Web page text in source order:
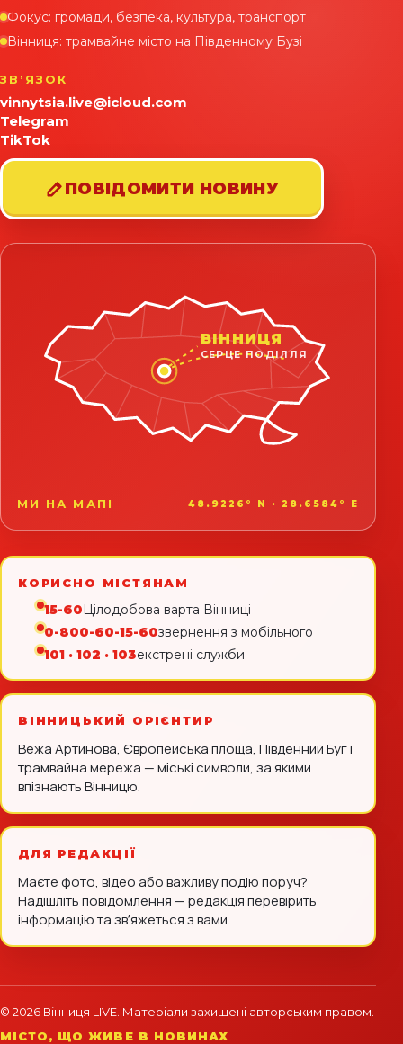
Фокус: громади, безпека, культура, транспорт
Вінниця: трамвайне місто на Південному Бузі
ЗВʼЯЗОК
vinnytsia.live@icloud.com
Telegram
TikTok
ПОВІДОМИТИ НОВИНУ
ВІННИЦЯ
СЕРЦЕ ПОДІЛЛЯ
МИ НА МАПІ 48.9226° N · 28.6584° E
КОРИСНО МІСТЯНАМ
15-60Цілодобова варта Вінниці
0-800-60-15-60звернення з мобільного
101 · 102 · 103екстрені служби
ВІННИЦЬКИЙ ОРІЄНТИР
Вежа Артинова, Європейська площа, Південний Буг і
трамвайна мережа — міські символи, за якими
впізнають Вінницю.
ДЛЯ РЕДАКЦІЇ
Маєте фото, відео або важливу подію поруч?
Надішліть повідомлення — редакція перевірить
інформацію та звʼяжеться з вами.
© 2026 Вінниця LIVE. Матеріали захищені авторським правом.